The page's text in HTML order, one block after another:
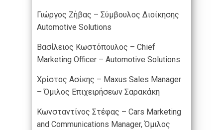
Γιώργος Ζήβας – Σύμβουλος Διοίκησης
Automotive Solutions
Βασίλειος Κωστόπουλος – Chief
Marketing Officer – Automotive Solutions
Xρίστος Ασίκης – Maxus Sales Manager
– Όμιλος Επιχειρήσεων Σαρακάκη
Κωνσταντίνος Στέφας – Cars Marketing
and Communications Manager, Όμιλος